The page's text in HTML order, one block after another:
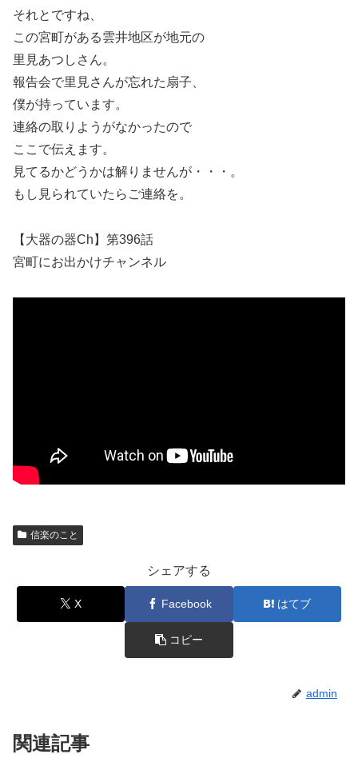
それとですね、
この宮町がある雲井地区が地元の
里見あつしさん。
報告会で里見さんが忘れた扇子、
僕が持っています。
連絡の取りようがなかったので
ここで伝えます。
見てるかどうかは解りませんが・・・。
もし見られていたらご連絡を。
【大器の器Ch】第396話
宮町にお出かけチャンネル
信楽のこと
シェアする
X Facebook はてブ
コピー
admin
関連記事